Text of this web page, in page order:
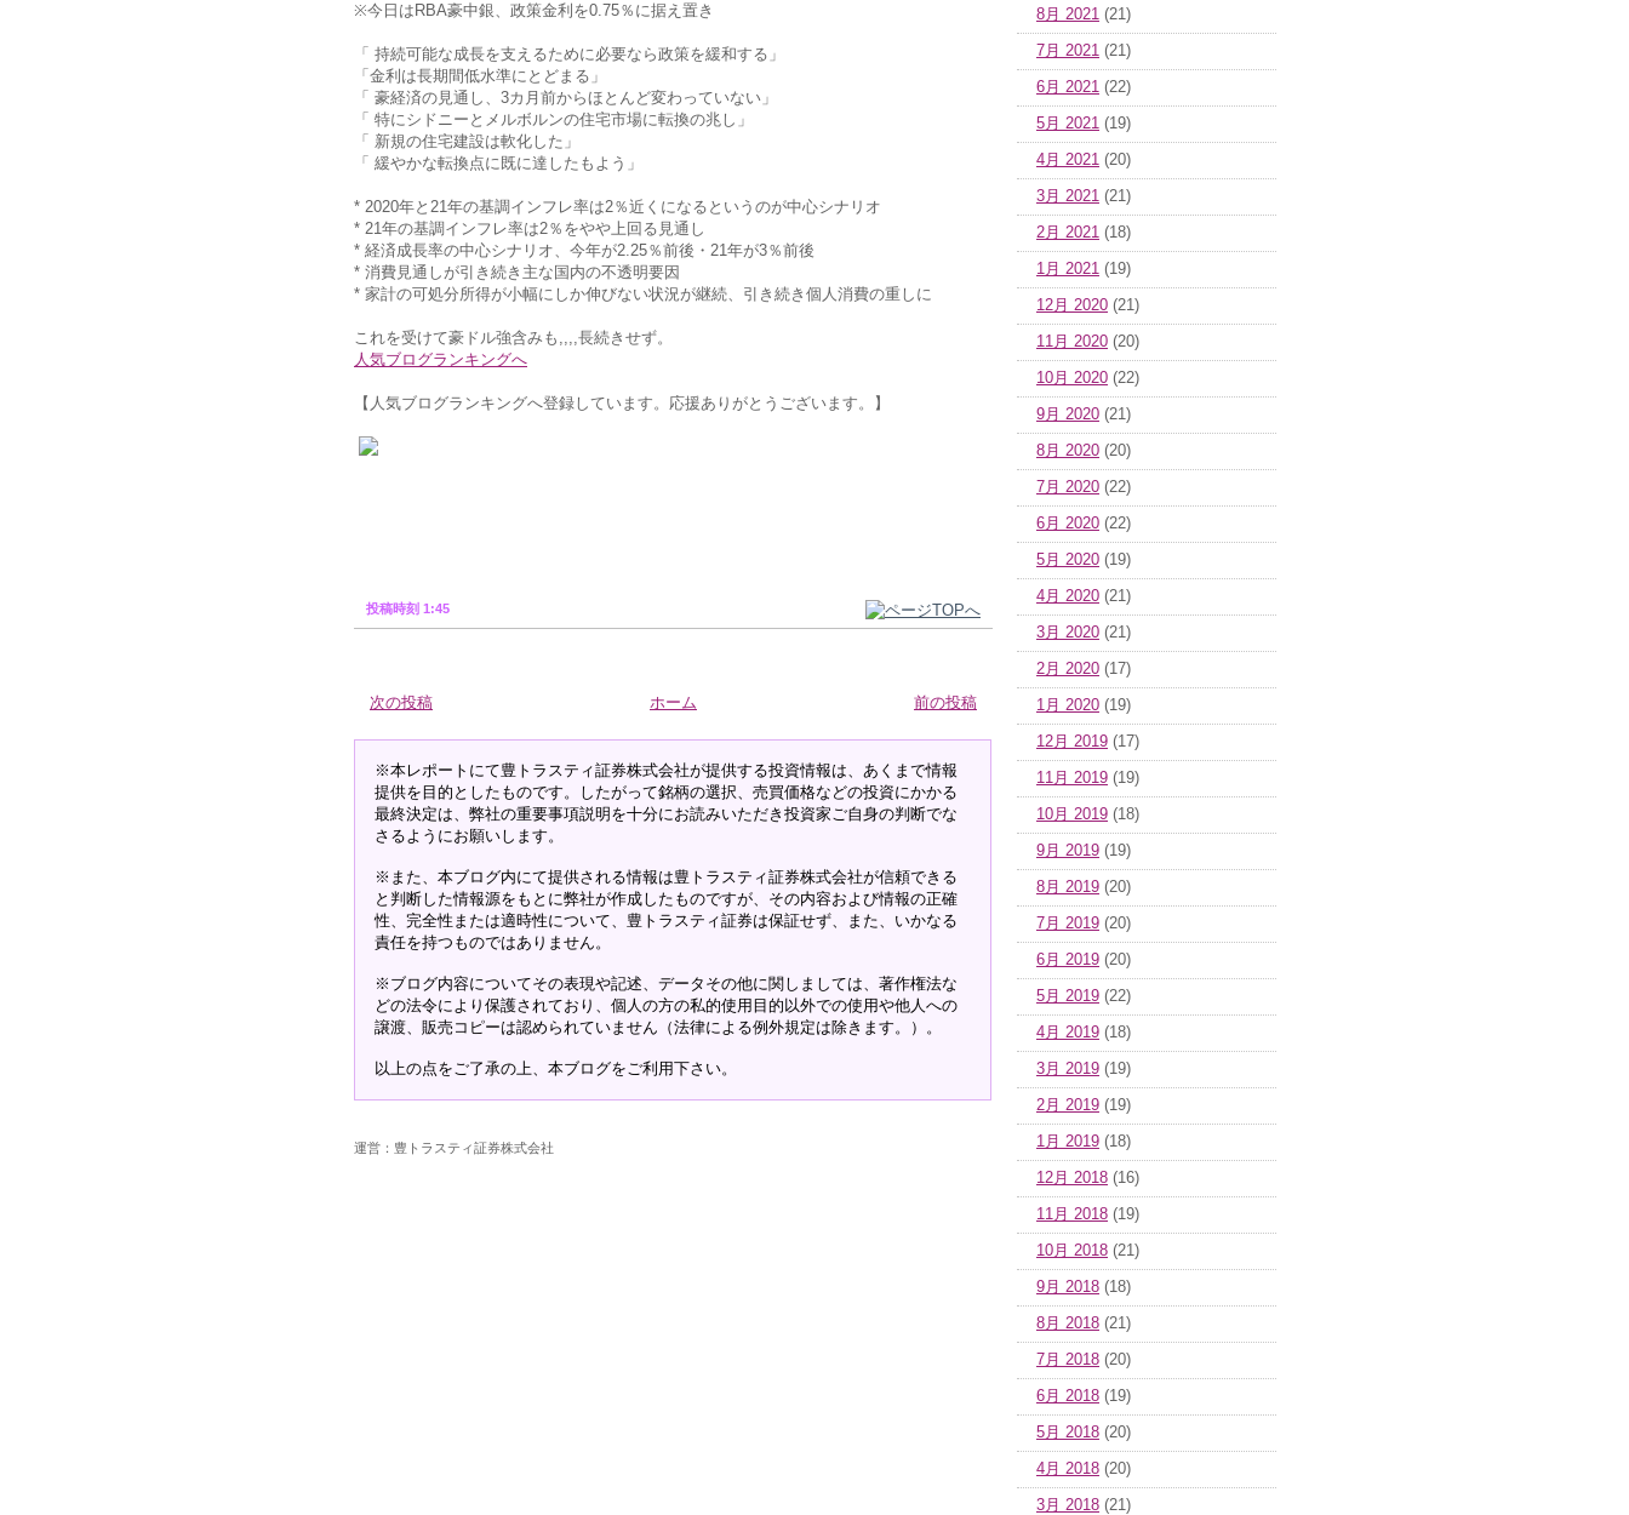
※今日はRBA豪中銀、政策金利を0.75％に据え置き
「 持続可能な成長を支えるために必要なら政策を緩和する」
「金利は長期間低水準にとどまる」
「 豪経済の見通し、3カ月前からほとんど変わっていない」
「 特にシドニーとメルボルンの住宅市場に転換の兆し」
「 新規の住宅建設は軟化した」
「 緩やかな転換点に既に達したもよう」
* 2020年と21年の基調インフレ率は2％近くになるというのが中心シナリオ
* 21年の基調インフレ率は2％をやや上回る見通し
* 経済成長率の中心シナリオ、今年が2.25％前後・21年が3％前後
* 消費見通しが引き続き主な国内の不透明要因
* 家計の可処分所得が小幅にしか伸びない状況が継続、引き続き個人消費の重しに
これを受けて豪ドル強含みも,,,,長続きせず。
人気ブログランキングへ
【人気ブログランキングへ登録しています。応援ありがとうございます。】
投稿時刻 1:45
次の投稿 前の投稿
ホーム
※本レポートにて豊トラスティ証券株式会社が提供する投資情報は、あくまで情報
提供を目的としたものです。したがって銘柄の選択、売買価格などの投資にかかる
最終決定は、弊社の重要事項説明を十分にお読みいただき投資家ご自身の判断でな
さるようにお願いします。
※また、本ブログ内にて提供される情報は豊トラスティ証券株式会社が信頼できる
と判断した情報源をもとに弊社が作成したものですが、その内容および情報の正確
性、完全性または適時性について、豊トラスティ証券は保証せず、また、いかなる
責任を持つものではありません。
※ブログ内容についてその表現や記述、データその他に関しましては、著作権法な
どの法令により保護されており、個人の方の私的使用目的以外での使用や他人への
譲渡、販売コピーは認められていません（法律による例外規定は除きます。）。
以上の点をご了承の上、本ブログをご利用下さい。
運営：豊トラスティ証券株式会社
8月 2021 (21)
7月 2021 (21)
6月 2021 (22)
5月 2021 (19)
4月 2021 (20)
3月 2021 (21)
2月 2021 (18)
1月 2021 (19)
12月 2020 (21)
11月 2020 (20)
10月 2020 (22)
9月 2020 (21)
8月 2020 (20)
7月 2020 (22)
6月 2020 (22)
5月 2020 (19)
4月 2020 (21)
3月 2020 (21)
2月 2020 (17)
1月 2020 (19)
12月 2019 (17)
11月 2019 (19)
10月 2019 (18)
9月 2019 (19)
8月 2019 (20)
7月 2019 (20)
6月 2019 (20)
5月 2019 (22)
4月 2019 (18)
3月 2019 (19)
2月 2019 (19)
1月 2019 (18)
12月 2018 (16)
11月 2018 (19)
10月 2018 (21)
9月 2018 (18)
8月 2018 (21)
7月 2018 (20)
6月 2018 (19)
5月 2018 (20)
4月 2018 (20)
3月 2018 (21)